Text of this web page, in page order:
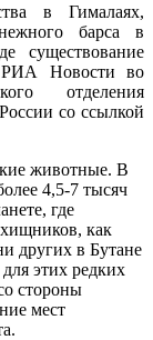
в Гималаях,
барса в
существование
Новости во
отделения
со ссылкой
животные. В
4,5-7 тысяч
где
хищников, как
других в Бутане
этих редких
стороны
мест